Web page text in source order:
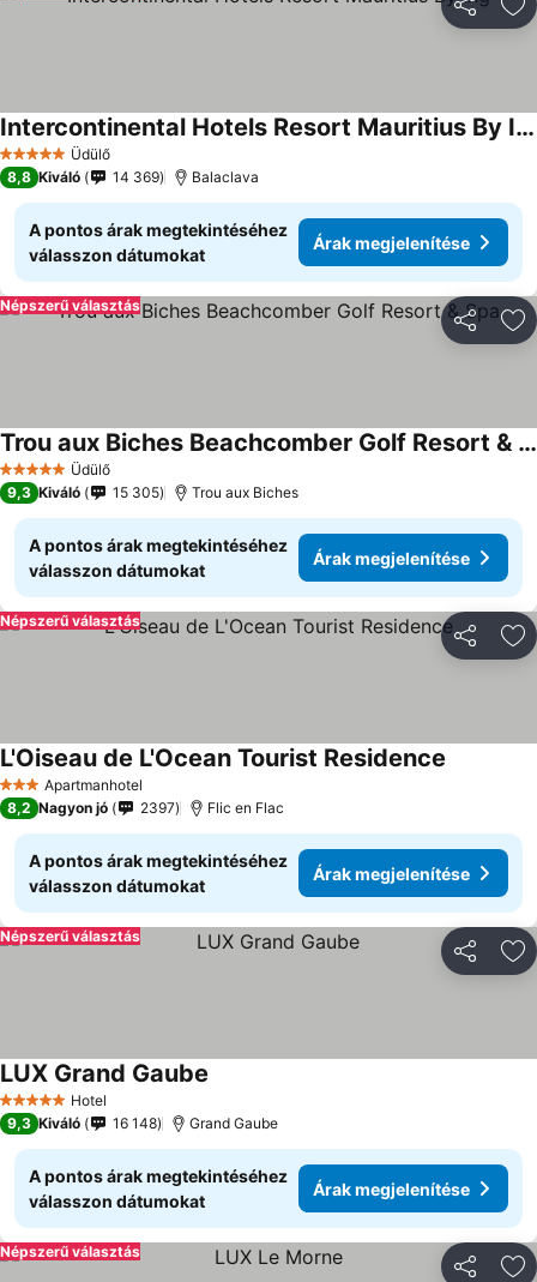
5 KategóriaÜdülő
Intercontinental Hotels Resort Mauritius By Ihg
8,8 Kiváló 14 369 Balaclava
A pontos árak megtekintéséhez
válasszon dátumokat
Árak megjelenítése
Népszerű választás
5 KategóriaÜdülő
Trou aux Biches Beachcomber Golf Resort & Spa
9,3 Kiváló 15 305 Trou aux Biches
A pontos árak megtekintéséhez
válasszon dátumokat
Árak megjelenítése
Népszerű választás
3 KategóriaApartmanhotel
L'Oiseau de L'Ocean Tourist Residence
8,2 Nagyon jó 2397 Flic en Flac
A pontos árak megtekintéséhez
válasszon dátumokat
Árak megjelenítése
Népszerű választás
5 KategóriaHotel
LUX Grand Gaube
9,3 Kiváló 16 148 Grand Gaube
A pontos árak megtekintéséhez
válasszon dátumokat
Árak megjelenítése
Népszerű választás